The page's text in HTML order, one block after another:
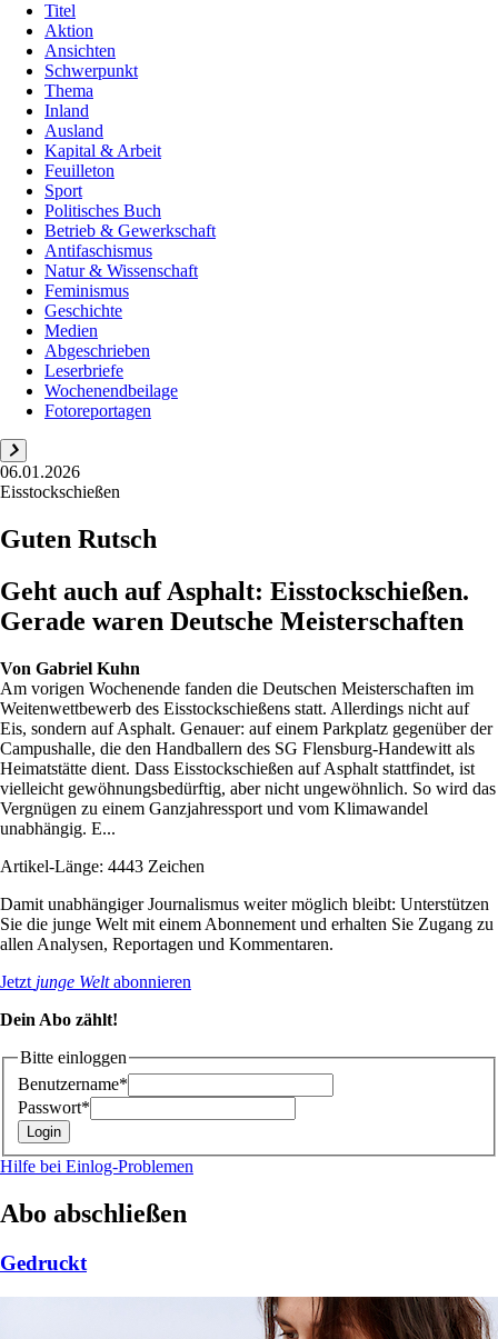
Titel
Aktion
Ansichten
Schwerpunkt
Thema
Inland
Ausland
Kapital & Arbeit
Feuilleton
Sport
Politisches Buch
Betrieb & Gewerkschaft
Antifaschismus
Natur & Wissenschaft
Feminismus
Geschichte
Medien
Abgeschrieben
Leserbriefe
Wochenendbeilage
Fotoreportagen
06.01.2026
Eisstockschießen
Guten Rutsch
Geht auch auf Asphalt: Eisstockschießen.
Gerade waren Deutsche Meisterschaften
Von Gabriel Kuhn
Am vorigen Wochenende fanden die Deutschen Meisterschaften im
Weitenwettbewerb des Eisstockschießens statt. Allerdings nicht auf
Eis, sondern auf Asphalt. Genauer: auf einem Parkplatz gegenüber der
Campushalle, die den Handballern des SG Flensburg-Handewitt als
Heimatstätte dient. Dass Eisstockschießen auf Asphalt stattfindet, ist
vielleicht gewöhnungsbedürftig, aber nicht ungewöhnlich. So wird das
Vergnügen zu einem Ganzjahressport und vom Klimawandel
unabhängig. E...
Artikel-Länge: 4443 Zeichen
Damit unabhängiger Journalismus weiter möglich bleibt: Unterstützen
Sie die junge Welt mit einem Abonnement und erhalten Sie Zugang zu
allen Analysen, Reportagen und Kommentaren.
Jetzt junge Weltabonnieren
Dein Abo zählt!
Bitte einloggen
Benutzername*
Passwort*
Hilfe bei Einlog-Problemen
Abo abschließen
Gedruckt